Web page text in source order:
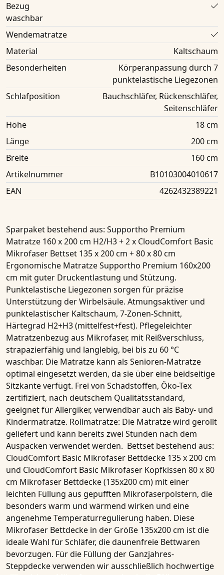
Bezug
waschbar
Wendematratze
Material
Kaltschaum
Besonderheiten
Körperanpassung durch 7
punktelastische Liegezonen
Schlafposition
Bauchschläfer, Rückenschläfer,
Seitenschläfer
Höhe
18 cm
Länge
200 cm
Breite
160 cm
Artikelnummer
B10103004010617
EAN
4262432389221
Sparpaket bestehend aus: Supportho Premium
Matratze 160 x 200 cm H2/H3 + 2 x CloudComfort Basic
Mikrofaser Bettset 135 x 200 cm + 80 x 80 cm
Ergonomische MatratzeSupportho Premium 160x200
cm mit guter Druckentlastung und Stützung.
Punktelastische Liegezonen sorgen für präzise
Unterstützung der Wirbelsäule. Atmungsaktiver und
punktelastischer Kaltschaum, 7-Zonen-Schnitt,
Härtegrad H2+H3 (mittelfest+fest). Pflegeleichter
Matratzenbezug aus Mikrofaser, mit Reißverschluss,
strapazierfähig und langlebig, bei bis zu 60 °C
waschbar. Die Matratze kann als Senioren-Matratze
optimal eingesetzt werden, da sie über eine beidseitige
Sitzkante verfügt. Frei von Schadstoffen, Öko-Tex
zertifiziert, nach deutschem Qualitätsstandard,
geeignet für Allergiker, verwendbar auch als Baby- und
Kindermatratze. Rollmatratze: Die Matratze wird gerollt
geliefert und kann bereits zwei Stunden nach dem
Auspacken verwendet werden. Bettset bestehend aus:
CloudComfort Basic Mikrofaser Bettdecke 135 x 200 cm
und CloudComfort Basic Mikrofaser Kopfkissen 80 x 80
cm Mikrofaser Bettdecke (135x200 cm) mit einer
leichten Füllung aus gepufften Mikrofaserpolstern, die
besonders warm und wärmend wirken und eine
angenehme Temperaturregulierung haben. Diese
Mikrofaser Bettdecke in der Größe 135x200 cm ist die
ideale Wahl für Schläfer, diedaunenfreie Bettwaren
bevorzugen. Für die Füllung der Ganzjahres-
Steppdeckeverwenden wir ausschließlich hochwertige